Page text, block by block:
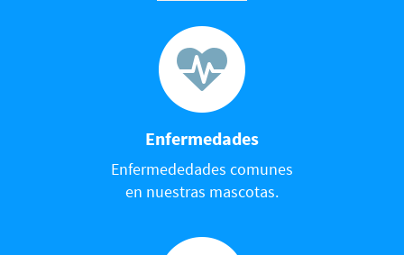
Enfermedades
Enfermededades comunes
en nuestras mascotas.